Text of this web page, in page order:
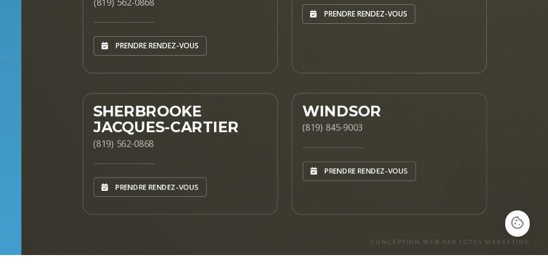
PRENDRE RENDEZ-VOUS
PRENDRE RENDEZ-VOUS
SHERBROOKE
JACQUES-CARTIER
(819) 562-0868
PRENDRE RENDEZ-VOUS
WINDSOR
(819) 845-9003
PRENDRE RENDEZ-VOUS
CONCEPTION WEB PAR LOTUS MARKETING